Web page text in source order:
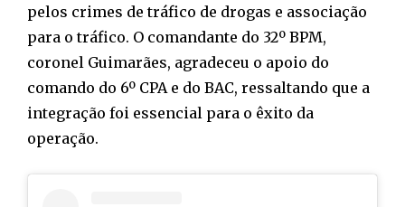
pelos crimes de tráfico de drogas e associação
para o tráfico. O comandante do 32º BPM,
coronel Guimarães, agradeceu o apoio do
comando do 6º CPA e do BAC, ressaltando que a
integração foi essencial para o êxito da
operação.